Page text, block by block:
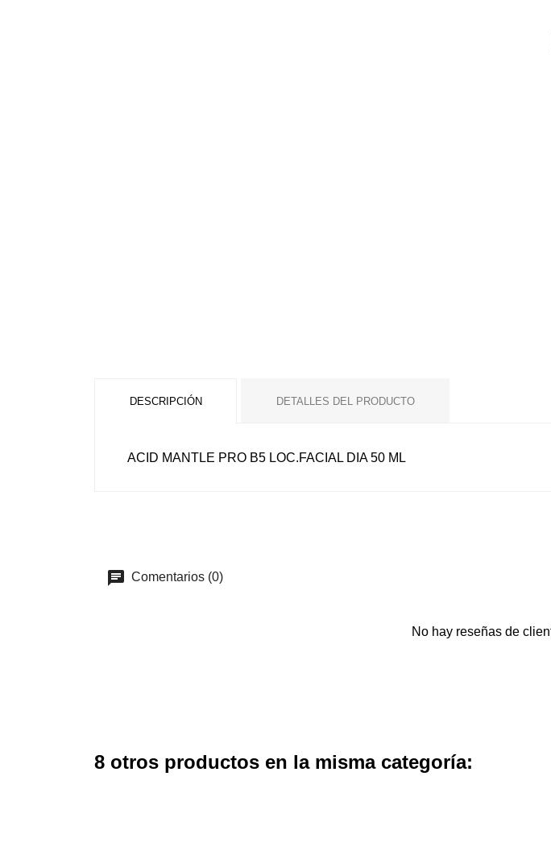
DESCRIPCIÓN DETALLES DEL PRODUCTO
ACID MANTLE PRO B5 LOC.FACIAL DIA 50 ML
Comentarios (0)
No hay reseñas de
8 otros productos en la misma categoría: